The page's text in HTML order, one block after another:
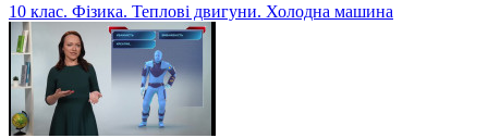
10 клас. Фізика. Теплові двигуни. Холодна машина